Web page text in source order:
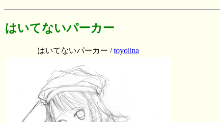
はいてないパーカー
はいてないパーカー /toyolina